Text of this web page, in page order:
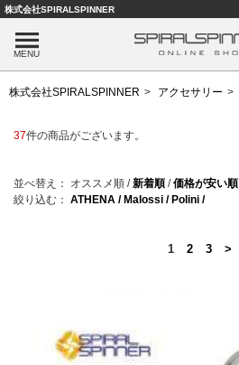
株式会社SPIRALSPINNER
MENU
株式会社SPIRALSPINNER アクセサリー
37件の商品がございます。
並べ替え： オススメ順 /新着順 /価格が安い順
絞り込む： ATHENA / Malossi / Polini /
1 2 3 >